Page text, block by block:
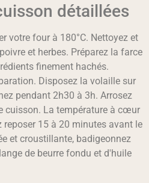
détaillées
votre four à 180°C. Nettoyez et
et herbes. Préparez la farce
finement hachés.
Disposez la volaille sur
pendant 2h30 à 3h. Arrosez
cuisson. La température à cœur
reposer 15 à 20 minutes avant le
et croustillante, badigeonnez
de beurre fondu et d'huile